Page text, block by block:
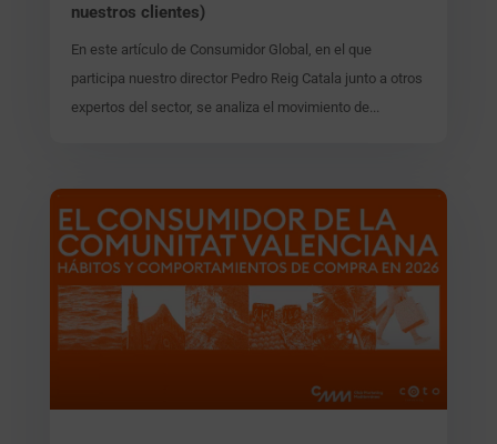
nuestros clientes)
En este artículo de Consumidor Global, en el que
participa nuestro director Pedro Reig Catala junto a otros
expertos del sector, se analiza el movimiento de...